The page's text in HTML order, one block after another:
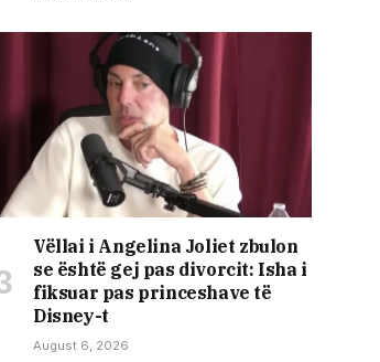
Vëllai i Angelina Joliet zbulon
se është gej pas divorcit: Isha i
fiksuar pas princeshave të
Disney-t
August 6, 2026